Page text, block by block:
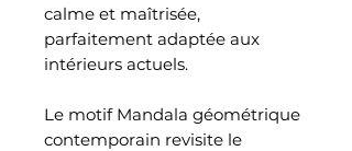
calme et maîtrisée,
parfaitement adaptée aux
intérieurs actuels.
Le motif Mandala géométrique
contemporain revisite le